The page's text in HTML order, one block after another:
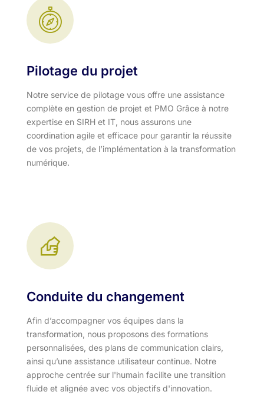
Pilotage du projet
Notre service de pilotage vous offre une assistance
complète en gestion de projet et PMO Grâce à notre
expertise en SIRH et IT, nous assurons une
coordination agile et efficace pour garantir la réussite
de vos projets, de l’implémentation à la transformation
numérique.
Conduite du changement
Afin d’accompagner vos équipes dans la
transformation, nous proposons des formations
personnalisées, des plans de communication clairs,
ainsi qu’une assistance utilisateur continue. Notre
approche centrée sur l'humain facilite une transition
fluide et alignée avec vos objectifs d'innovation.​